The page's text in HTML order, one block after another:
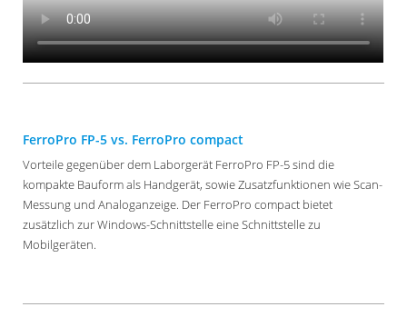
FerroPro FP-5 vs. FerroPro compact
Vorteile gegenüber dem Laborgerät FerroPro FP-5 sind die
kompakte Bauform als Handgerät, sowie Zusatzfunktionen wie Scan-
Messung und Analoganzeige. Der FerroPro compact bietet
zusätzlich zur Windows-Schnittstelle eine Schnittstelle zu
Mobilgeräten.